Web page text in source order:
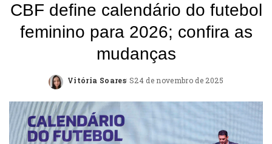
CBF define calendário do futebol
feminino para 2026; confira as
mudanças
Posted
Vitória Soares 24 de novembro de 2025